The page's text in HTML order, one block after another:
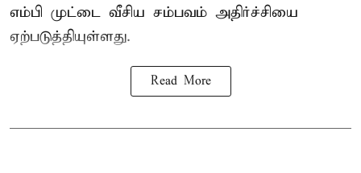
எம்பி முட்டை வீசிய சம்பவம் அதிர்ச்சியை
ஏற்படுத்தியுள்ளது.
Read More